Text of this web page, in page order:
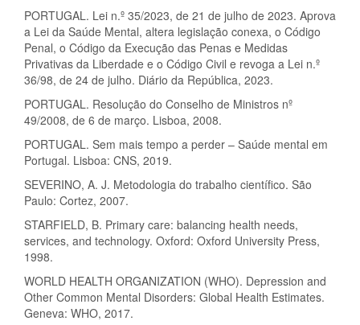
PORTUGAL. Lei n.º 35/2023, de 21 de julho de 2023. Aprova
a Lei da Saúde Mental, altera legislação conexa, o Código
Penal, o Código da Execução das Penas e Medidas
Privativas da Liberdade e o Código Civil e revoga a Lei n.º
36/98, de 24 de julho. Diário da República, 2023.
PORTUGAL. Resolução do Conselho de Ministros nº
49/2008, de 6 de março. Lisboa, 2008.
PORTUGAL. Sem mais tempo a perder – Saúde mental em
Portugal. Lisboa: CNS, 2019.
SEVERINO, A. J. Metodologia do trabalho científico. São
Paulo: Cortez, 2007.
STARFIELD, B. Primary care: balancing health needs,
services, and technology. Oxford: Oxford University Press,
1998.
WORLD HEALTH ORGANIZATION (WHO). Depression and
Other Common Mental Disorders: Global Health Estimates.
Geneva: WHO, 2017.